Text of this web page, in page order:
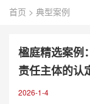
首页 > 典型案例
楹庭精选案例
责任主体的认
2026-1-4